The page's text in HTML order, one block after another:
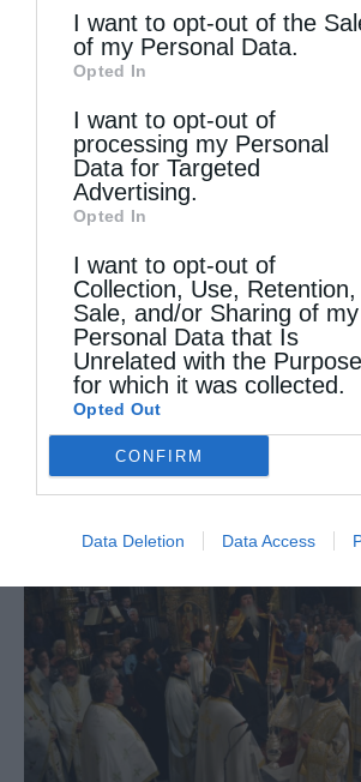
information may also be
third parties on theIAB’s List of
Downstream Participants
disclose it to other third parties.
I want to opt-out of the
of my Personal Data.
Opted In
I want to opt-out of
processing my Personal
Data for Targeted
Advertising.
Opted In
I want to opt-out of
Collection, Use, Retention,
Sale, and/or Sharing of my
Personal Data that Is
Unrelated with the
for which it was collected.
Opted Out
CONFIRM
Data Deletion Data Access
Εκκλησιαστική Ιστορία
Η Τήνος και όλη η Ορθοδοξία
της Αγίας Πελαγίας
christina 23 Ιουλίου 2018
Νεγρεπόντη. Η μητέρα της
Τριπόταμο της Τήνου και άνηκε
οικογένεια Φραγκούλη.
μ.Χ. στο χωριό Κάμπο της …